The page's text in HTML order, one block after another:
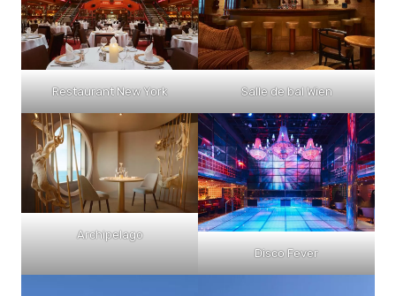
Restaurant New York Salle de bal Wien
Archipelago
Disco Fever